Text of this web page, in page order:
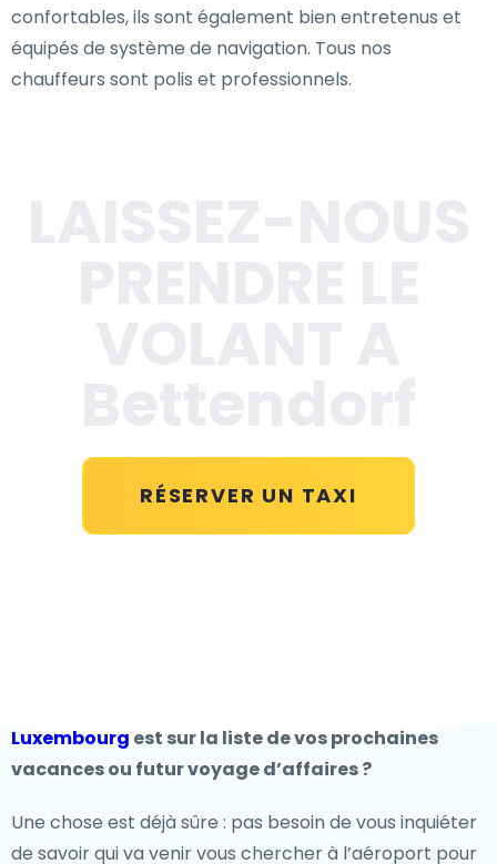
confortables, ils sont également bien entretenus et
équipés de système de navigation. Tous nos
chauffeurs sont polis et professionnels.
RÉSERVER UN TAXI
Luxembourg est sur la liste de vos prochaines
vacances ou futur voyage d’affaires ?
Une chose est déjà sûre : pas besoin de vous inquiéter
de savoir qui va venir vous chercher à l’aéroport pour